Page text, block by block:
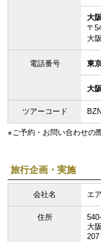
大
〒
大
電話番号 東
大阪
ツアーコード
※ご予約・お問い合わせの
旅行企画・実施
会社名 エ
住所
大
207